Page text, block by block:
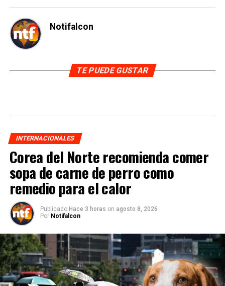
Notifalcon
TE PUEDE GUSTAR
INTERNACIONALES
Corea del Norte recomienda comer
sopa de carne de perro como
remedio para el calor
Publicado Hace 3 horas on agosto 8, 2026
Por Notifalcon